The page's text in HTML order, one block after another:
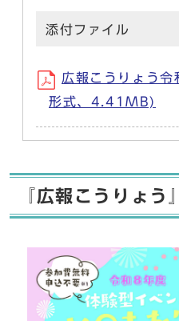
添付ファイル
広報こうりょう
形式、4.41MB)
『広報こうりょ